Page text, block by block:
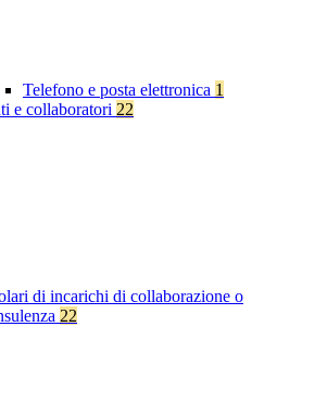
Telefono e posta elettronica 1
e collaboratori 22
di incarichi di collaborazione o
22